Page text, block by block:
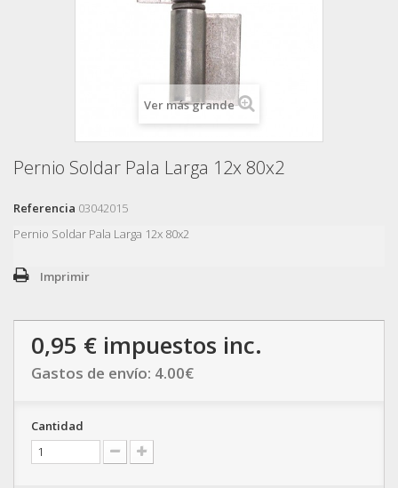
Ver más grande
Pernio Soldar Pala Larga 12x 80x2
Referencia 03042015
Pernio Soldar Pala Larga 12x 80x2
Imprimir
0,95 € impuestos inc.
Gastos de envío: 4.00€
Cantidad